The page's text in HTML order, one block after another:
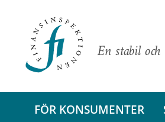
En stabil
FÖR KONSUMENTER